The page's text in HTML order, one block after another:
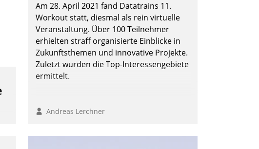
Am 28. April 2021 fand Datatrains 11.
Workout statt, diesmal als rein virtuelle
Veranstaltung. Über 100 Teilnehmer
erhielten straff organisierte Einblicke in
Zukunftsthemen und innovative Projekte.
Zuletzt wurden die Top-Interessengebiete
ermittelt.
Andreas Lerchner